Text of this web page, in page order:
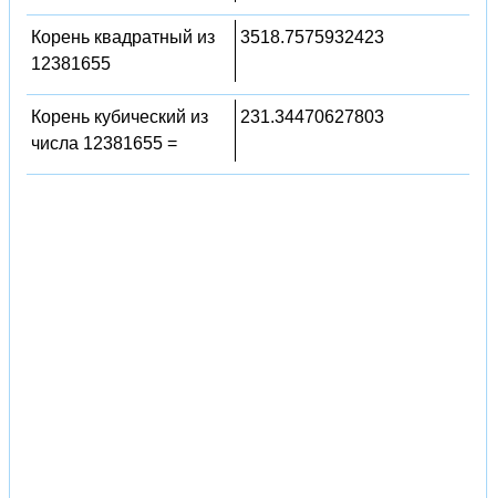
Корень квадратный из
12381655
3518.7575932423
Корень кубический из
числа 12381655 =
231.34470627803